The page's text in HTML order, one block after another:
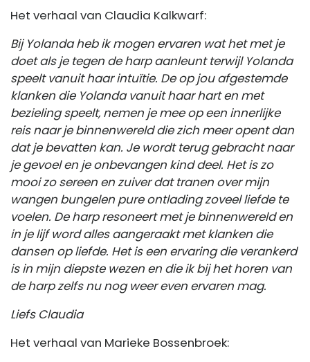
Het verhaal van Claudia Kalkwarf:
Bij Yolanda heb ik mogen ervaren wat het met je
doet als je tegen de harp aanleunt terwijl Yolanda
speelt vanuit haar intuïtie. De op jou afgestemde
klanken die Yolanda vanuit haar hart en met
bezieling speelt, nemen je mee op een innerlijke
reis naar je binnenwereld die zich meer opent dan
dat je bevatten kan. Je wordt terug gebracht naar
je gevoel en je onbevangen kind deel. Het is zo
mooi zo sereen en zuiver dat tranen over mijn
wangen bungelen pure ontlading zoveel liefde te
voelen. De harp resoneert met je binnenwereld en
in je lijf word alles aangeraakt met klanken die
dansen op liefde. Het is een ervaring die verankerd
is in mijn diepste wezen en die ik bij het horen van
de harp zelfs nu nog weer even ervaren mag.
Liefs Claudia
Het verhaal van Marieke Bossenbroek: